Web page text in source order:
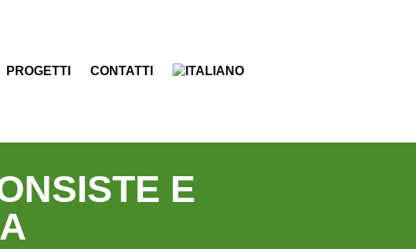
PROGETTI CONTATTI
E